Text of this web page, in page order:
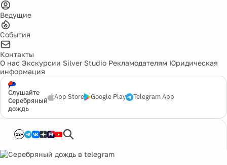
Ведущие
События
Контакты
О нас Экскурсии Silver Studio Рекламодателям Юридическая
информация
Слушайте
Серебряный
дождь
App Store Google Play Telegram App
12+